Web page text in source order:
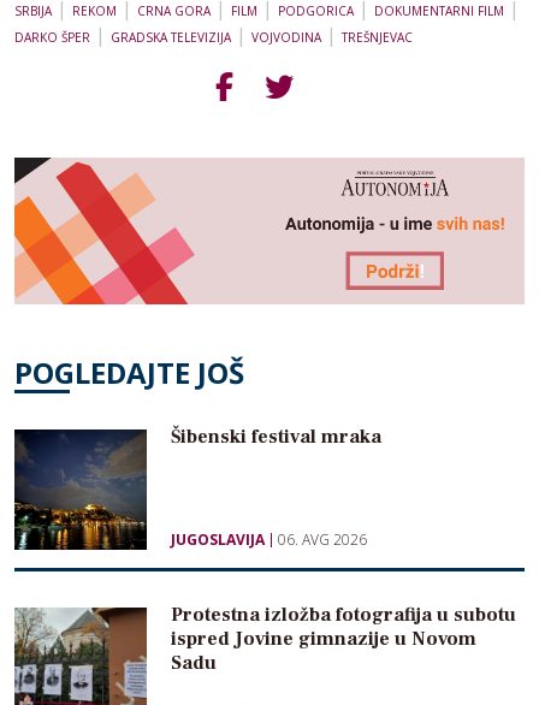
SRBIJA| REKOM | CRNA GORA| FILM | PODGORICA| DOKUMENTARNI FILM |
DARKO ŠPER | GRADSKA TELEVIZIJA| VOJVODINA|TREŠNJEVAC
POGLEDAJTE JOŠ
Šibenski festival mraka
JUGOSLAVIJA 06. AVG 2026
Protestna izložba fotografija u subotu
ispred Jovine gimnazije u Novom
Sadu